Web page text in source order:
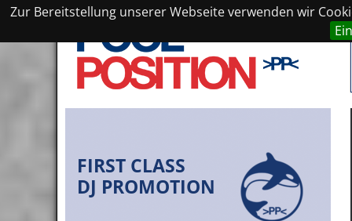
Zur Bereitstellung unserer Webseite verwenden wir
FIRST CLASS
DJ PROMOTION